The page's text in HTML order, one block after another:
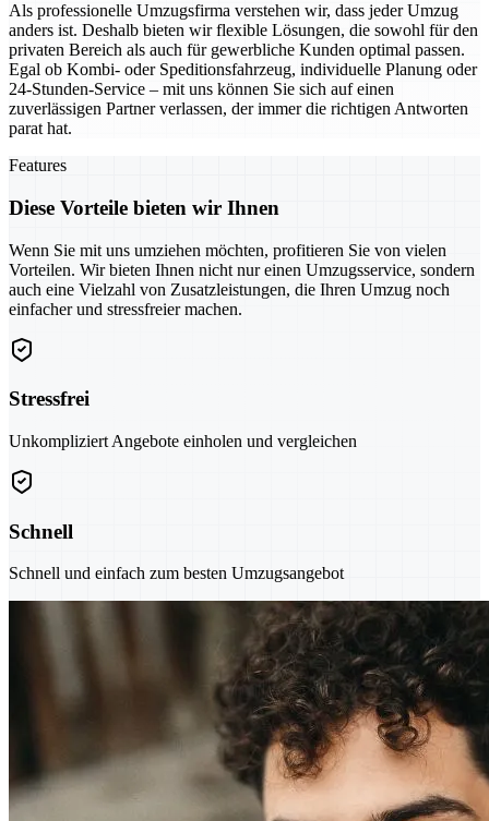
Als professionelle Umzugsfirma verstehen wir, dass jeder Umzug
anders ist. Deshalb bieten wir flexible Lösungen, die sowohl für den
privaten Bereich als auch für gewerbliche Kunden optimal passen.
Egal ob Kombi- oder Speditionsfahrzeug, individuelle Planung oder
24-Stunden-Service – mit uns können Sie sich auf einen
zuverlässigen Partner verlassen, der immer die richtigen Antworten
parat hat.
Features
Diese Vorteile bieten wir Ihnen
Wenn Sie mit uns umziehen möchten, profitieren Sie von vielen
Vorteilen. Wir bieten Ihnen nicht nur einen Umzugsservice, sondern
auch eine Vielzahl von Zusatzleistungen, die Ihren Umzug noch
einfacher und stressfreier machen.
Stressfrei
Unkompliziert Angebote einholen und vergleichen
Schnell
Schnell und einfach zum besten Umzugsangebot